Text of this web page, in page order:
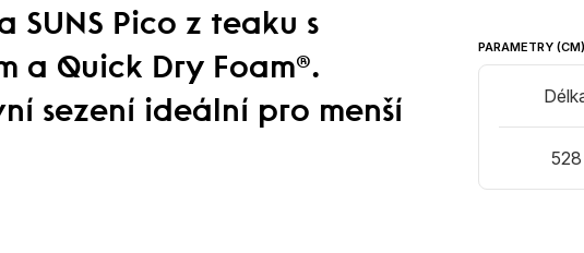
SUNS Pico z teaku s
a Quick Dry Foam®.
sezení ideální pro menší
PARAMETRY (CM)
528